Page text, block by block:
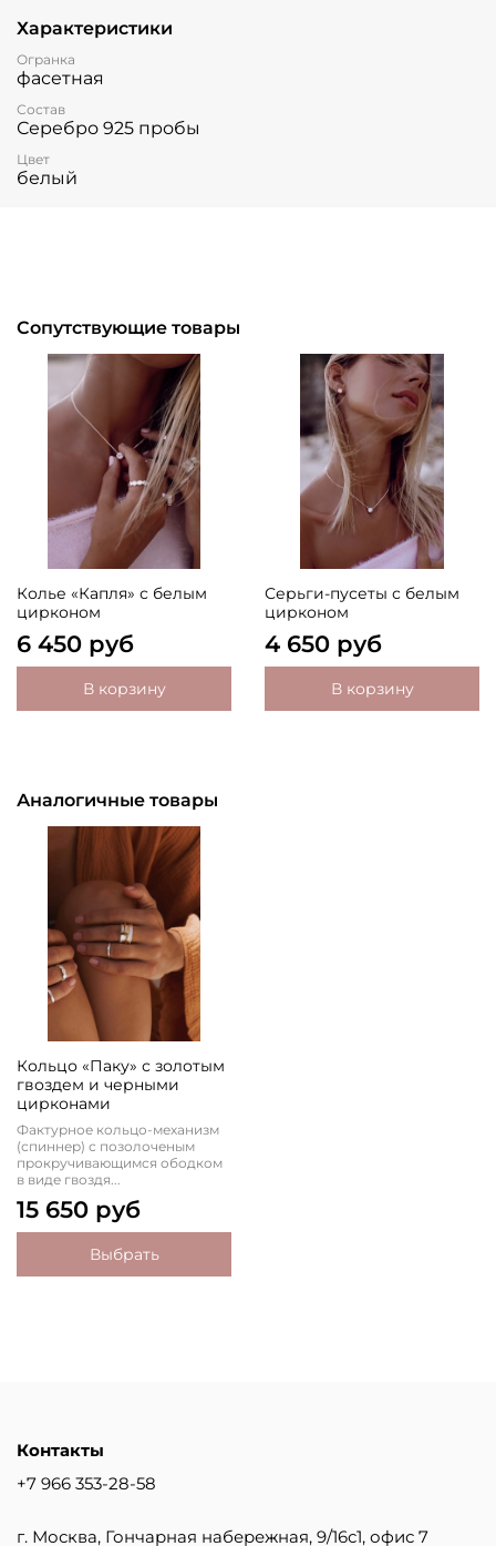
Характеристики
Огранка
фасетная
Состав
Серебро 925 пробы
Цвет
белый
Сопутствующие товары
Колье «Капля» с белым
цирконом
6 450 руб
В корзину
Серьги-пусеты с белым
цирконом
4 650 руб
В корзину
Аналогичные товары
Кольцо «Паку» с золотым
гвоздем и черными
цирконами
Фактурное кольцо-механизм
(спиннер) с позолоченым
прокручивающимся ободком
в виде гвоздя...
15 650 руб
Выбрать
Контакты
+7 966 353-28-58
г. Москва, Гончарная набережная, 9/16с1, офис 7